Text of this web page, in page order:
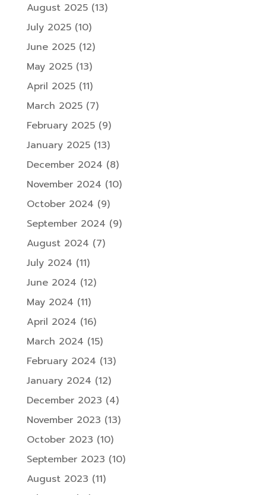
August 2025(13)
July 2025(10)
June 2025(12)
May 2025(13)
April 2025(11)
March 2025(7)
February 2025(9)
January 2025(13)
December 2024 (8)
November 2024 (10)
October 2024 (9)
September 2024 (9)
August 2024 (7)
July 2024 (11)
June 2024 (12)
May 2024 (11)
April 2024 (16)
March 2024 (15)
February 2024 (13)
January 2024 (12)
December 2023 (4)
November 2023 (13)
October 2023 (10)
September 2023 (10)
August 2023 (11)